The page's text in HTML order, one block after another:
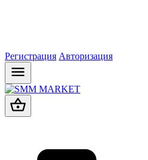
Регистрация Авторизация